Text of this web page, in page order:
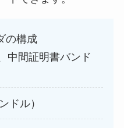
の構成
中間証明書バンド
ドル）